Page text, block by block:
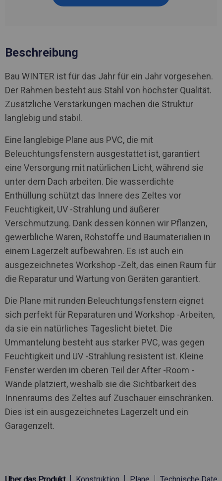
Beschreibung
Bau WINTER ist für das Jahr für ein Jahr vorgesehen.
Der Rahmen besteht aus Stahl von höchster Qualität.
Zusätzliche Verstärkungen machen die Struktur
langlebig und stabil.
Eine langlebige Plane aus PVC, die mit
Beleuchtungsfenstern ausgestattet ist, garantiert
eine Versorgung mit natürlichen Licht, während sie
unter dem Dach arbeiten. Die wasserdichte
Enthüllung schützt das Innere des Zeltes vor
Feuchtigkeit, UV -Strahlung und äußerer
Verschmutzung. Dank dessen können wir Pflanzen,
gewerbliche Waren, Rohstoffe und Baumaterialien in
einem Lagerzelt aufbewahren. Es ist auch ein
ausgezeichnetes Workshop -Zelt, das einen Raum für
die Reparatur und Wartung von Geräten garantiert.
Die Plane mit runden Beleuchtungsfenstern eignet
sich perfekt für Reparaturen und Workshop -Arbeiten,
da sie ein natürliches Tageslicht bietet. Die
Ummantelung besteht aus starker PVC, was gegen
Feuchtigkeit und UV -Strahlung resistent ist. Kleine
Fenster werden im oberen Teil der After -Room -
Wände platziert, weshalb sie die Sichtbarkeit des
Innenraums des Zeltes auf Zuschauer einschränken.
Dies ist ein ausgezeichnetes Lagerzelt und ein
Garagenzelt.